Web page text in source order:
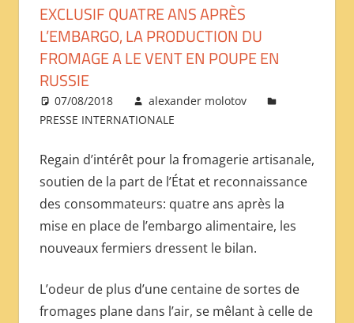
Immigration
Société
Emploi
Economie
Géostratégie-
INTERNATIONAL
REVIEW
——
ОБЗОР
МЕЖДУНАРОДНОЙ
ПРЕССЫ
EXCLUSIF QUATRE ANS APRÈS
L’EMBARGO, LA PRODUCTION DU
FROMAGE A LE VENT EN POUPE EN
RUSSIE
07/08/2018
alexander molotov
PRESSE INTERNATIONALE
Regain d’intérêt pour la fromagerie artisanale,
soutien de la part de l’État et reconnaissance
des consommateurs: quatre ans après la
mise en place de l’embargo alimentaire, les
nouveaux fermiers dressent le bilan.
L’odeur de plus d’une centaine de sortes de
fromages plane dans l’air, se mêlant à celle de